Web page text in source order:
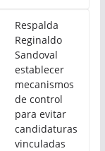
Respalda
Reginaldo
Sandoval
establecer
mecanismos
de control
para evitar
candidaturas
vinculadas